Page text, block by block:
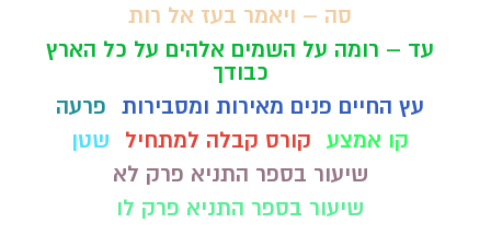
סה – ויאמר בעז אל רות
עד – רומה על השמים אלהים על כל הארץ
כבודך
עץ החיים פנים מאירות ומסבירות פרעה
קו אמצע קורס קבלה למתחיל
שטן
שיעור בספר התניא פרק לא
שיעור בספר התניא פרק לו